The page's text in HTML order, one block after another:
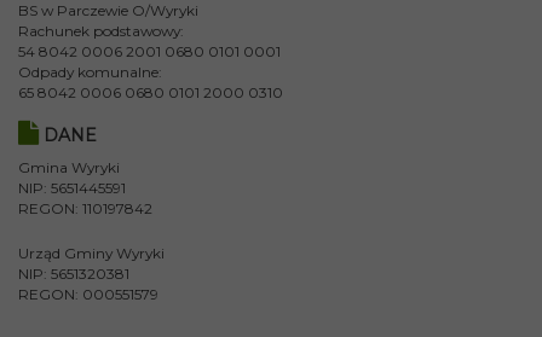
BS w Parczewie O/Wyryki
Rachunek podstawowy:
54 8042 0006 2001 0680 0101 0001
Odpady komunalne:
65 8042 0006 0680 0101 2000 0310
DANE
Gmina Wyryki
NIP: 5651445591
REGON: 110197842
Urząd Gminy Wyryki
NIP: 5651320381
REGON: 000551579